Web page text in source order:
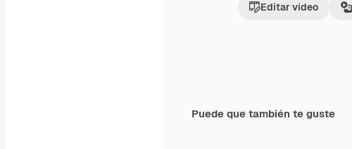
Editar vídeo
Puede que también te guste